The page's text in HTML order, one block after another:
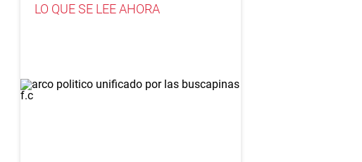
LO QUE SE LEE AHORA